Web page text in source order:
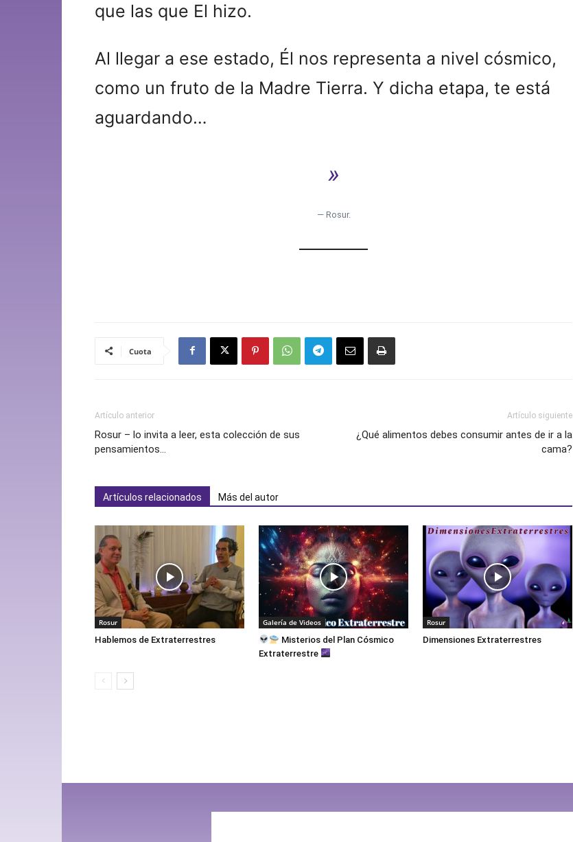
que las que El hizo.
Al llegar a ese estado, Él nos representa a nivel cósmico,
como un fruto de la Madre Tierra. Y dicha etapa, te está
aguardando…
»
— Rosur.
Cuota
Artículo anterior
Rosur – lo invita a leer, esta colección de sus
pensamientos…
Artículo siguiente
¿Qué alimentos debes consumir antes de ir a la
cama?
Artículos relacionados Más del autor
Rosur
Hablemos de Extraterrestres
Galería de Videos
Misterios del Plan Cósmico
Extraterrestre
Rosur
Dimensiones Extraterrestres